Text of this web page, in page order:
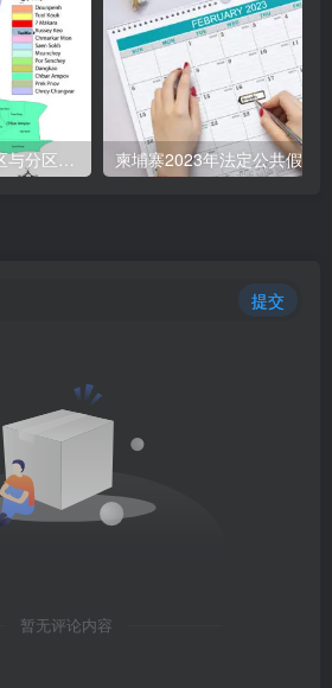
柬埔寨首都金边市各区与分区名称分布 柬埔寨2023年法定公共假期
提交
暂无评论内容